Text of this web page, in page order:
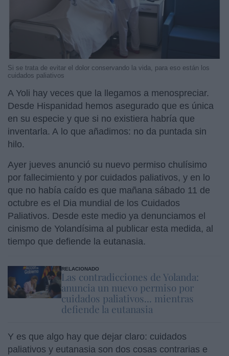
Si se trata de evitar el dolor conservando la vida, para eso están los
cuidados paliativos
A Yoli hay veces que la llegamos a menospreciar.
Desde Hispanidad hemos asegurado que es única
en su especie y que si no existiera habría que
inventarla. A lo que añadimos: no da puntada sin
hilo.
Ayer jueves anunció su nuevo permiso chulísimo
por fallecimiento y por cuidados paliativos, y en lo
que no había caído es que mañana sábado 11 de
octubre es el Dia mundial de los Cuidados
Paliativos. Desde este medio ya denunciamos el
cinismo de Yolandísima al publicar esta medida, al
tiempo que defiende la eutanasia.
RELACIONADO
Las contradicciones de Yolanda:
anuncia un nuevo permiso por
cuidados paliativos... mientras
defiende la eutanasia
Y es que algo hay que dejar claro: cuidados
paliativos y eutanasia son dos cosas contrarias e